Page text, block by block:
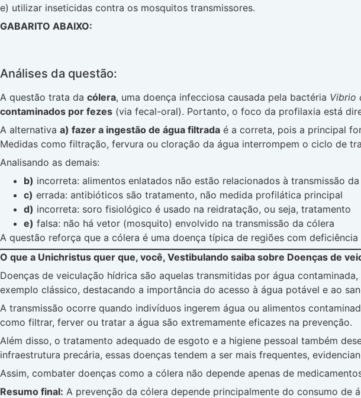
e) utilizar inseticidas contra os mosquitos transmissores.
GABARITO ABAIXO:
Análises da questão:
A questão trata da cólera, uma doença infecciosa causada pela bactéria Vibrio
contaminados por fezes (via fecal-oral). Portanto, o foco da profilaxia está
A alternativa a) fazer a ingestão de água filtrada é a correta, pois a principal
Medidas como filtração, fervura ou cloração da água interrompem o ciclo de
Analisando as demais:
b) incorreta: alimentos enlatados não estão relacionados à transmissão
c) errada: antibióticos são tratamento, não medida profilática principal
d) incorreta: soro fisiológico é usado na reidratação, ou seja, tratamento
e) falsa: não há vetor (mosquito) envolvido na transmissão da cólera
A questão reforça que a cólera é uma doença típica de regiões com
O que a Unichristus quer que, você, Vestibulando saiba sobre Doenças de
Doenças de veiculação hídrica são aquelas transmitidas por água
exemplo clássico, destacando a importância do acesso à água potável e ao
A transmissão ocorre quando indivíduos ingerem água ou alimentos
como filtrar, ferver ou tratar a água são extremamente eficazes na prevenção.
Além disso, o tratamento adequado de esgoto e a higiene pessoal também
infraestrutura precária, essas doenças tendem a ser mais frequentes,
Assim, combater doenças como a cólera não depende apenas de
Resumo final: A prevenção da cólera depende principalmente do consumo de